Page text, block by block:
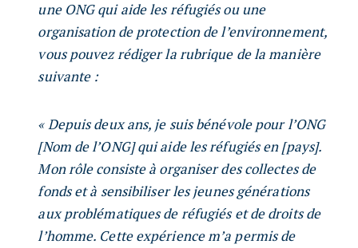
une ONG qui aide les réfugiés ou une
organisation de protection de l’environnement,
vous pouvez rédiger la rubrique de la manière
suivante :
« Depuis deux ans, je suis bénévole pour l’ONG
[Nom de l’ONG] qui aide les réfugiés en [pays].
Mon rôle consiste à organiser des collectes de
fonds et à sensibiliser les jeunes générations
aux problématiques de réfugiés et de droits de
l’homme. Cette expérience m’a permis de